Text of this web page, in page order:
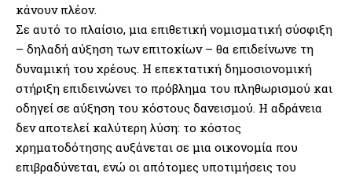
κάνουν πλέον.
Σε αυτό το πλαίσιο, μια επιθετική νομισματική σύσφιξη
– δηλαδή αύξηση των επιτοκίων – θα επιδείνωνε τη
δυναμική του χρέους. Η επεκτατική δημοσιονομική
στήριξη επιδεινώνει το πρόβλημα του πληθωρισμού και
οδηγεί σε αύξηση του κόστους δανεισμού. Η αδράνεια
δεν αποτελεί καλύτερη λύση: το κόστος
χρηματοδότησης αυξάνεται σε μια οικονομία που
επιβραδύνεται, ενώ οι απότομες υποτιμήσεις του